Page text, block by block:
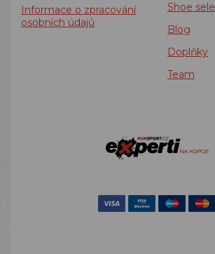
Informace o zpracování
osobních údajů
Shoe
Blog
Doplňky
Team